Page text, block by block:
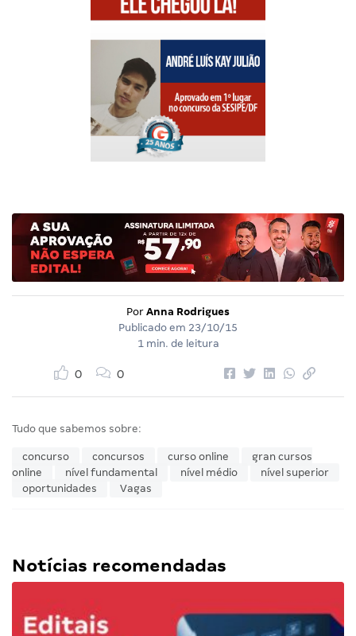
Por Anna Rodrigues
Publicado em 23/10/15
1 min. de leitura
0 0
Tudo que sabemos sobre:
concurso concursos curso online
gran cursos
online
nível fundamental nível médio
nível superior
oportunidades
Vagas
Notícias recomendadas